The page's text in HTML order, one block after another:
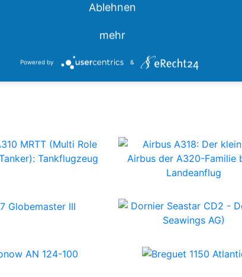
Diese Webseite steht zum Verkauf
Statistics
Ablehnen
mehr
Powered by &